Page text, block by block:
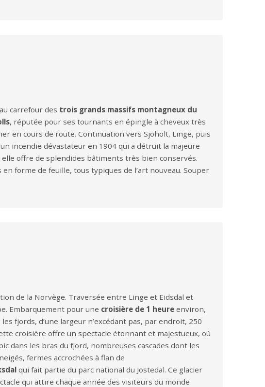
carrefour des trois grands massifs montagneux du
, réputée pour ses tournants en épingle à cheveux très
en cours de route. Continuation vers Sjoholt, Linge, puis
incendie dévastateur en 1904 qui a détruit la majeure
offre de splendides bâtiments très bien conservés.
forme de feuille, tous typiques de l’art nouveau. Souper
de la Norvège. Traversée entre Linge et Eidsdal et
Embarquement pour une croisière de 1 heure environ,
fjords, d’une largeur n’excédant pas, par endroit, 250
croisière offre un spectacle étonnant et majestueux, où
dans les bras du fjord, nombreuses cascades dont les
fermes accrochées à flan de
qui fait partie du parc national du Jostedal. Ce glacier
qui attire chaque année des visiteurs du monde